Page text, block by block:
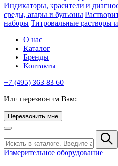
Индикаторы, красители и
среды, агары и бульоны
наборы Титровальные растворы
О нас
Каталог
Бренды
Контакты
+7 (495) 363 83 60
Или перезвоним Вам:
Перезвонить мне
Измерительное оборудование